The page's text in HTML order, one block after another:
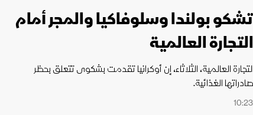
تشكو بولندا وسلوفاكيا والمجر أمام
العالمية
العالمية، الثلاثاء، إن أوكرانيا تقدمت بشكوى تتعلق بحظر
الغذائية.